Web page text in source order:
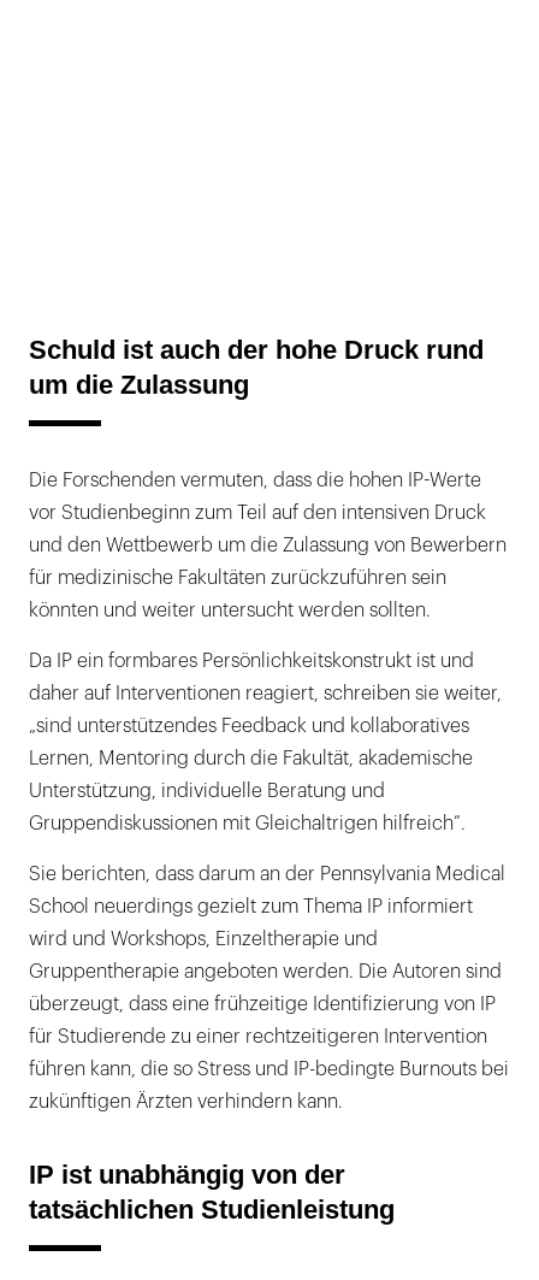
Schuld ist auch der hohe Druck rund
um die Zulassung
Die Forschenden vermuten, dass die hohen IP-Werte
vor Studienbeginn zum Teil auf den intensiven Druck
und den Wettbewerb um die Zulassung von Bewerbern
für medizinische Fakultäten zurückzuführen sein
könnten und weiter untersucht werden sollten.
Da IP ein formbares Persönlichkeitskonstrukt ist und
daher auf Interventionen reagiert, schreiben sie weiter,
„sind unterstützendes Feedback und kollaboratives
Lernen, Mentoring durch die Fakultät, akademische
Unterstützung, individuelle Beratung und
Gruppendiskussionen mit Gleichaltrigen hilfreich”.
Sie berichten, dass darum an der Pennsylvania Medical
School neuerdings gezielt zum Thema IP informiert
wird und Workshops, Einzeltherapie und
Gruppentherapie angeboten werden. Die Autoren sind
überzeugt, dass eine frühzeitige Identifizierung von IP
für Studierende zu einer rechtzeitigeren Intervention
führen kann, die so Stress und IP-bedingte Burnouts bei
zukünftigen Ärzten verhindern kann.
IP ist unabhängig von der
tatsächlichen Studienleistung